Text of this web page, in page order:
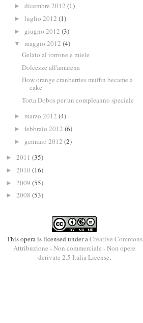
► dicembre 2012 (1)
► luglio 2012 (1)
► giugno 2012 (3)
▼ maggio 2012 (4)
Gelato al torrone e miele
Dolcezze all'amarena
How orange cranberries muffin became a
cake
Torta Dobos per un compleanno speciale
► marzo 2012 (4)
► febbraio 2012 (6)
► gennaio 2012 (2)
► 2011 (35)
► 2010 (16)
► 2009 (55)
► 2008 (53)
This opera is licensed under a Creative Commons
Attribuzione - Non commerciale - Non opere
derivate 2.5 Italia License.